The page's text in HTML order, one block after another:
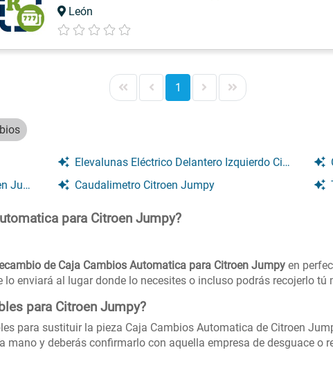
León
1
Elevalunas Eléctrico Delantero Izquierdo Citroen Jumpy
Caudalimetro Citroen Jumpy
para Citroen Jumpy?
de Caja Cambios Automatica para Citroen Jumpy en
lo enviará al lugar donde lo necesites o incluso podrás recojerlo
para Citroen Jumpy?
para sustituir la pieza Caja Cambios Automatica de Citroen
mano y deberás confirmarlo con aquella empresa de desguace o